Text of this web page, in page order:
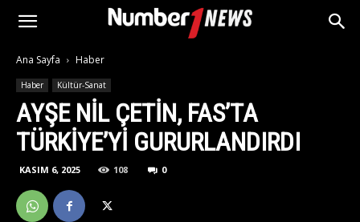
Ana Sayfa Haber
Haber Kültür-Sanat
AYŞE NIL ÇETIN, FAS’TA
TÜRKIYE’YI GURURLANDIRDI
KASIM 6, 2025 108 0